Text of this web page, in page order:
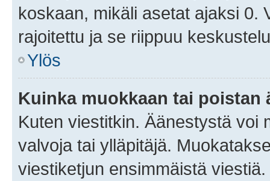
koskaan, mikäli asetat ajaksi 0.
rajoitettu ja se riippuu
Ylös
Kuinka muokkaan tai poistan
Kuten viestitkin. Äänestystä voi
valvoja tai ylläpitäjä.
viestiketjun ensimmäistä